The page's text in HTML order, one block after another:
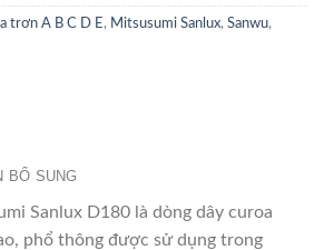
trơn A B C D E , Mitsusumi Sanlux, Sanwu,
BỔ SUNG
Sanlux D180 là dòng dây curoa
phổ thông được sử dụng trong